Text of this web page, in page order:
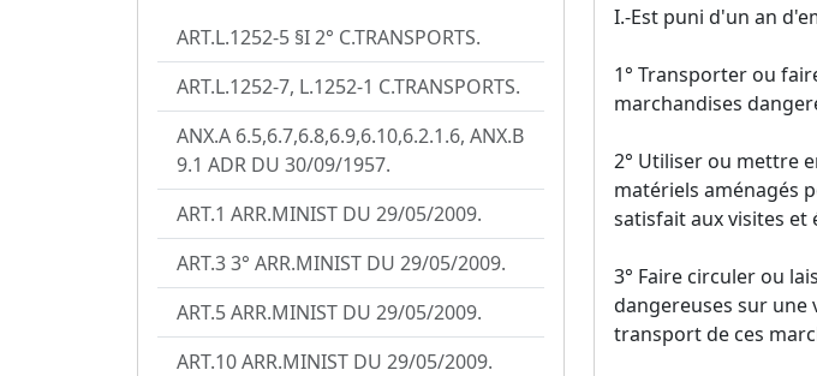
ART.L.1252-5 §I 2° C.TRANSPORTS.
ART.L.1252-7, L.1252-1 C.TRANSPORTS.
ANX.A 6.5,6.7,6.8,6.9,6.10,6.2.1.6, ANX.B
9.1 ADR DU 30/09/1957.
ART.1 ARR.MINIST DU 29/05/2009.
ART.3 3° ARR.MINIST DU 29/05/2009.
ART.5 ARR.MINIST DU 29/05/2009.
ART.10 ARR.MINIST DU 29/05/2009.
I.-Est puni d'un an
1° Transporter ou
marchandises
2° Utiliser ou mettre
matériels aménagés
satisfait aux visites et
3° Faire circuler ou
dangereuses sur
transport de ces